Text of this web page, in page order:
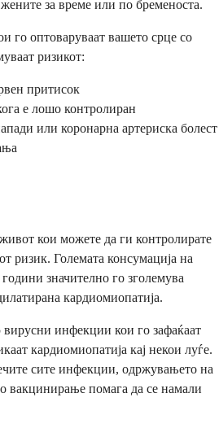
за време или по бременоста.
го оптоваруваат вашето срце со
ризикот:
притисок
е лошо контролиран
или коронарна артериска болест
кои можете да ги контролирате
ризик. Големата консумација на
значително го зголемува
кардиомиопатија.
инфекции кои го зафаќаат
кардиомиопатија кај некои луѓе.
сите инфекции, одржувањето на
вакцинирање помага да се намали